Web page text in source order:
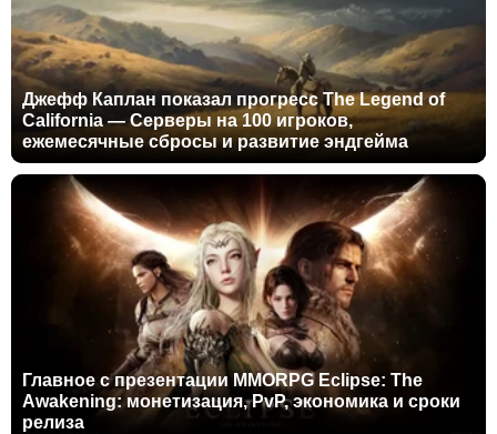
Джефф Каплан показал прогресс The Legend of
California — Серверы на 100 игроков,
ежемесячные сбросы и развитие эндгейма
Главное с презентации MMORPG Eclipse: The
Awakening: монетизация, PvP, экономика и сроки
релиза